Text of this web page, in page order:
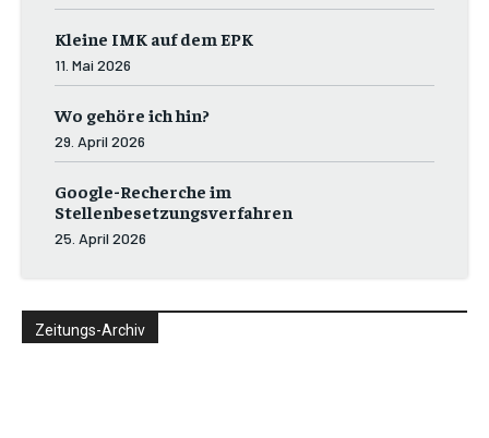
Kleine IMK auf dem EPK
11. Mai 2026
Wo gehöre ich hin?
29. April 2026
Google-Recherche im
Stellenbesetzungsverfahren
25. April 2026
Zeitungs-Archiv